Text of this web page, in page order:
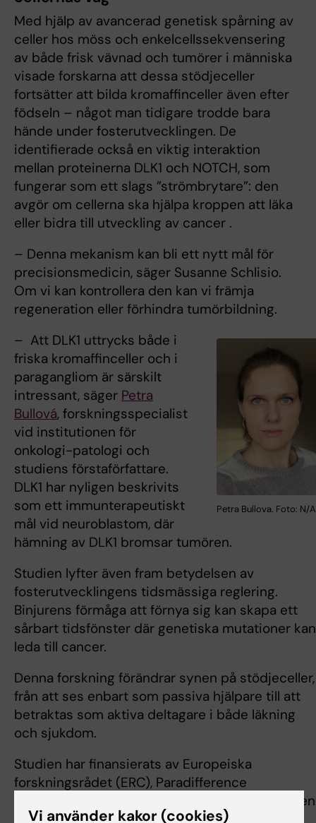
Med hjälp av avancerad genetisk spårning av
celler hos möss och enkelcellssekvensering
av både frisk vävnad och tumörer i människa
visade forskarna att dessa stödjeceller
fortsätter att bilda kromaffinceller även efter
födseln – något man tidigare trodde bara
hände under fosterutvecklingen. De
identifierade också en viktig interaktion
mellan proteinerna DLK1 och NOTCH, som
fungerar som ett slags ”strömbrytare”: den
avgör om cellerna ska hjälpa kroppen att läka
eller bidra till utveckling av cancer .
– Denna mekanism kan bli ett nytt mål för
precisionsmedicin, säger Susanne Schlisio.
Om vi kan kontrollera den kan vi främja
regeneration eller förhindra tumörbildning.
Petra Bullova. Foto: N/A
– Att DLK1 uttrycks både i
friska kromaffinceller och i
paragangliom är särskilt
intressant, säger Petra
Bullová, forskningsspecialist
vid institutionen för
onkologi-patologi och
studiens förstaförfattare.
DLK1 har nyligen beskrivits
som ett immunterapeutiskt
mål vid neuroblastom, där
hämning av DLK1 bromsar tumören.
Studien lyfter även fram betydelsen av
fosterutvecklingens tidsmässiga reglering.
Binjurens förmåga att förnya sig kan skapa ett
sårbart tidsfönster där genetiska mutationer kan
leda till cancer.
Denna forskning förändrar synen på stödjeceller,
från att ses enbart som passiva hjälpare till att
betraktas som aktiva deltagare i både läkning
och sjukdom.
Studien har finansierats av Europeiska
forskningsrådet (ERC), Paradifference
Foundation, Vetenskapsrådet och
Vi använder kakor (cookies)